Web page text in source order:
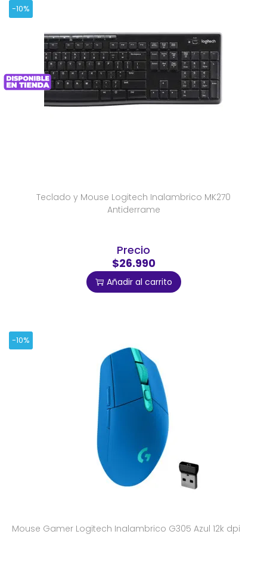
-10%
Teclado y Mouse Logitech Inalambrico MK270
Antiderrame
Precio
$26.990
Añadir al carrito
-10%
Mouse Gamer Logitech Inalambrico G305 Azul 12k dpi